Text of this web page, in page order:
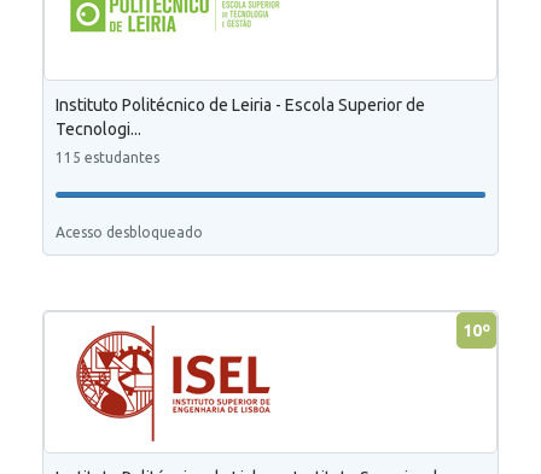
Instituto Politécnico de Leiria - Escola Superior de
Tecnologi...
115 estudantes
Acesso desbloqueado
10º